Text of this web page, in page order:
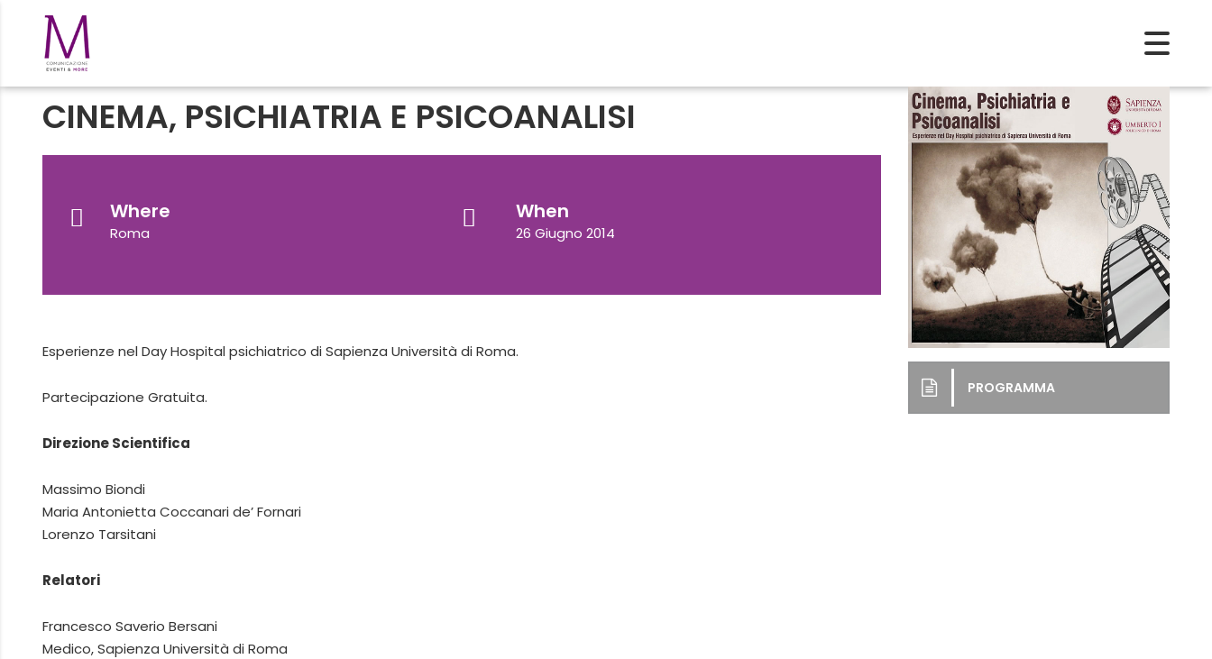
CINEMA, PSICHIATRIA E PSICOANALISI
Where
Roma
When
26 Giugno 2014
Esperienze nel Day Hospital psichiatrico di Sapienza Università di Roma.
Partecipazione Gratuita.
Direzione Scientifica
Massimo Biondi
Maria Antonietta Coccanari de’ Fornari
Lorenzo Tarsitani
Relatori
Francesco Saverio Bersani
Medico, Sapienza Università di Roma
PROGRAMMA